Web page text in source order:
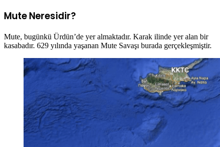
Mute Neresidir?
Mute, bugünkü Ürdün’de yer almaktadır. Karak ilinde yer alan bir
kasabadır. 629 yılında yaşanan Mute Savaşı burada gerçekleşmiştir.